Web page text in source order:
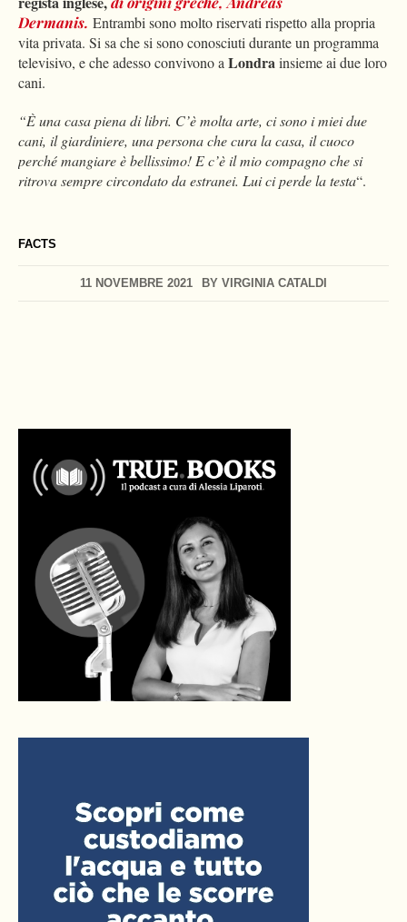
FACTS
11 NOVEMBRE 2021 BY VIRGINIA CATALDI
Dermanis. Entrambi sono molto riservati rispetto alla propria
vita privata. Si sa che si sono conosciuti durante un programma
televisivo, e che adesso convivono aLondrainsieme ai due loro
cani.
“È una casa piena di libri. C’è molta arte, ci sono i miei due
cani, il giardiniere, una persona che cura la casa, il cuoco
perché mangiare è bellissimo! E c’è il mio compagno che si
ritrova sempre circondato da estranei. Lui ci perde la testa“.